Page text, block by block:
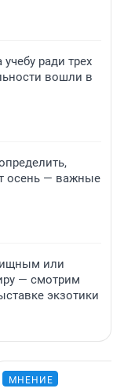
ради трех
вошли в
осень — важные
или
— смотрим
экзотики
МНЕНИЕ